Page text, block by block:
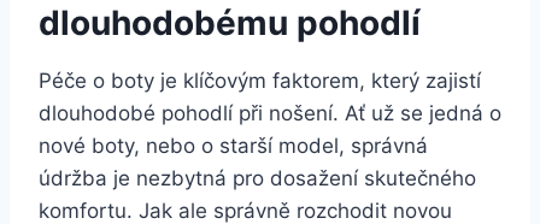
dlouhodobému pohodlí
Péče o ⁢boty je klíčovým ⁤faktorem, který zajistí
dlouhodobé pohodlí při nošení. Ať už se jedná o
nové boty, nebo o starší model,‌ správná
údržba je nezbytná pro ‌dosažení skutečného ​
komfortu. Jak ale správně rozchodit novou